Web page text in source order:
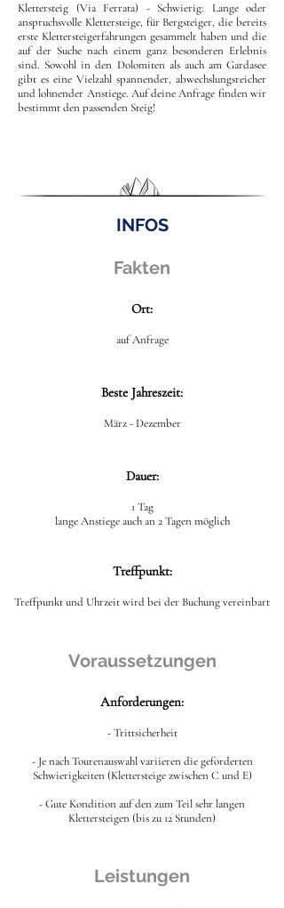
Klettersteig (Via Ferrata) - Schwierig: Lange oder
anspruchsvolle Klettersteige, für Bergsteiger, die bereits
erste Klettersteigerfahrungen gesammelt haben und die
auf der Suche nach einem ganz besonderen Erlebnis
sind. Sowohl in den Dolomiten als auch am Gardasee
gibt es eine Vielzahl spannender, abwechslungsreicher
und lohnender Anstiege. Auf deine Anfrage finden wir
bestimmt den passenden Steig!
INFOS
Fakten
Ort:
auf Anfrage
Beste Jahreszeit:
März - Dezember
Dauer:
1 Tag
lange Anstiege auch an 2 Tagen möglich
Treffpunkt:
Treffpunkt und Uhrzeit wird bei der Buchung vereinbart
Voraussetzungen
Anforderungen:
- Trittsicherheit
- Je nach Tourenauswahl variieren die geforderten
Schwierigkeiten (Klettersteige zwischen C und E)
- Gute Kondition auf den zum Teil sehr langen
Klettersteigen (bis zu 12 Stunden)
Leistungen